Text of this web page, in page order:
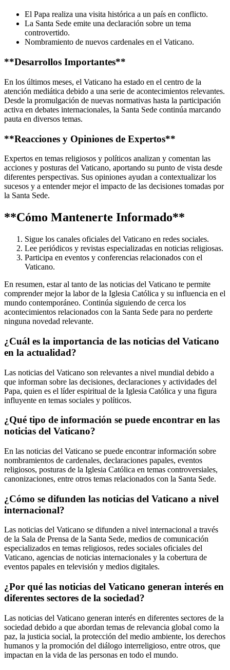
El Papa realiza una visita histórica a un país en conflicto.
La Santa Sede emite una declaración sobre un tema
controvertido.
Nombramiento de nuevos cardenales en el Vaticano.
**Desarrollos Importantes**
En los últimos meses, el Vaticano ha estado en el centro de la
atención mediática debido a una serie de acontecimientos relevantes.
Desde la promulgación de nuevas normativas hasta la participación
activa en debates internacionales, la Santa Sede continúa marcando
pauta en diversos temas.
**Reacciones y Opiniones de Expertos**
Expertos en temas religiosos y políticos analizan y comentan las
acciones y posturas del Vaticano, aportando su punto de vista desde
diferentes perspectivas. Sus opiniones ayudan a contextualizar los
sucesos y a entender mejor el impacto de las decisiones tomadas por
la Santa Sede.
**Cómo Mantenerte Informado**
Sigue los canales oficiales del Vaticano en redes sociales.
Lee periódicos y revistas especializadas en noticias religiosas.
Participa en eventos y conferencias relacionados con el
Vaticano.
En resumen, estar al tanto de las noticias del Vaticano te permite
comprender mejor la labor de la Iglesia Católica y su influencia en el
mundo contemporáneo. Continúa siguiendo de cerca los
acontecimientos relacionados con la Santa Sede para no perderte
ninguna novedad relevante.
¿Cuál es la importancia de las noticias del Vaticano
en la actualidad?
Las noticias del Vaticano son relevantes a nivel mundial debido a
que informan sobre las decisiones, declaraciones y actividades del
Papa, quien es el líder espiritual de la Iglesia Católica y una figura
influyente en temas sociales y políticos.
¿Qué tipo de información se puede encontrar en las
noticias del Vaticano?
En las noticias del Vaticano se puede encontrar información sobre
nombramientos de cardenales, declaraciones papales, eventos
religiosos, posturas de la Iglesia Católica en temas controversiales,
canonizaciones, entre otros temas relacionados con la Santa Sede.
¿Cómo se difunden las noticias del Vaticano a nivel
internacional?
Las noticias del Vaticano se difunden a nivel internacional a través
de la Sala de Prensa de la Santa Sede, medios de comunicación
especializados en temas religiosos, redes sociales oficiales del
Vaticano, agencias de noticias internacionales y la cobertura de
eventos papales en televisión y medios digitales.
¿Por qué las noticias del Vaticano generan interés en
diferentes sectores de la sociedad?
Las noticias del Vaticano generan interés en diferentes sectores de la
sociedad debido a que abordan temas de relevancia global como la
paz, la justicia social, la protección del medio ambiente, los derechos
humanos y la promoción del diálogo interreligioso, entre otros, que
impactan en la vida de las personas en todo el mundo.